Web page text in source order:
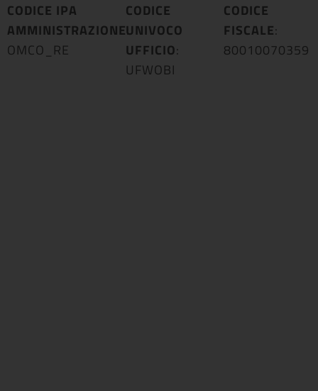
CODICE IPA
AMMINISTRAZIONE:
OMCO_RE
CODICE
UNIVOCO
UFFICIO:
UFWOBI
CODICE
FISCALE:
80010070359